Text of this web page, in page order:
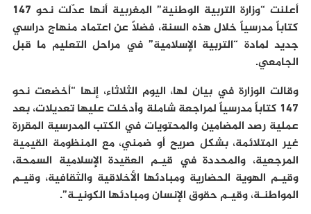
أعلنت “وزارة التربية الوطنية” المغربية أنها عدّلت نحو 147
كتاباً مدرسياً خلال هذه السنة، فضلاً عن اعتماد منهاج دراسي
جديد لمادة “التربية الإسلامية” في مراحل التعليم ما قبل
الجامعي.
وقالت الوزارة في بيان لها، اليوم الثلاثاء، إنها “أخضعت نحو
147 كتاباً مدرسياً لمراجعة شاملة وأدخلت عليها تعديلات، بعد
عملية رصد المضامين والمحتويات في الكتب المدرسية المقررة
غير المتلائمة، بشكل صريح أو ضمني، مع المنظومة القيمية
المرجعية، والمحددة في قيـم العقيدة الإسلامية السمحة،
وقيـم الهوية الحضارية ومبادئها الأخلاقية والثقافية، وقيـم
المواطنـة، وقيـم حقوق الإنسان ومبادئها الكونيـة”.